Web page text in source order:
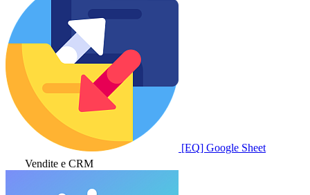
[EQ] Google Sheet
Vendite e CRM